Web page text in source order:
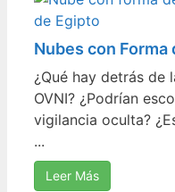
Nubes con Forma
¿Qué hay detrás de
OVNI? ¿Podrían
vigilancia oculta?
...
Leer Más